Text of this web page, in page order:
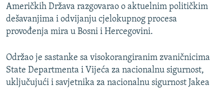
TRI DECENIJE OD RATA U BIH
SVE KARTE DEJTONA
Američkih Država razgovarao o aktuelnim političkim
dešavanjima i odvijanju cjelokupnog procesa
provođenja mira u Bosni i Hercegovini.
Održao je sastanke sa visokorangiranim zvaničnicima
State Departmenta i Vijeća za nacionalnu sigurnost,
uključujući i savjetnika za nacionalnu sigurnost Jakea